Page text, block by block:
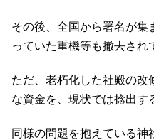
その後、全国から署名が集
っていた重機等も撤去され
ただ、老朽化した社殿の改
な資金を、現状では捻出す
同様の問題を抱えている神